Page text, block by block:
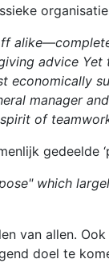
advice
economically
manager
of
gedeelde
which
van allen.
doel te